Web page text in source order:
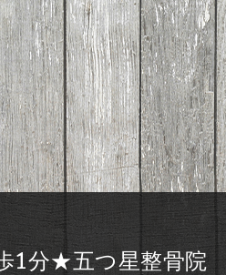
1分★五つ星整骨院